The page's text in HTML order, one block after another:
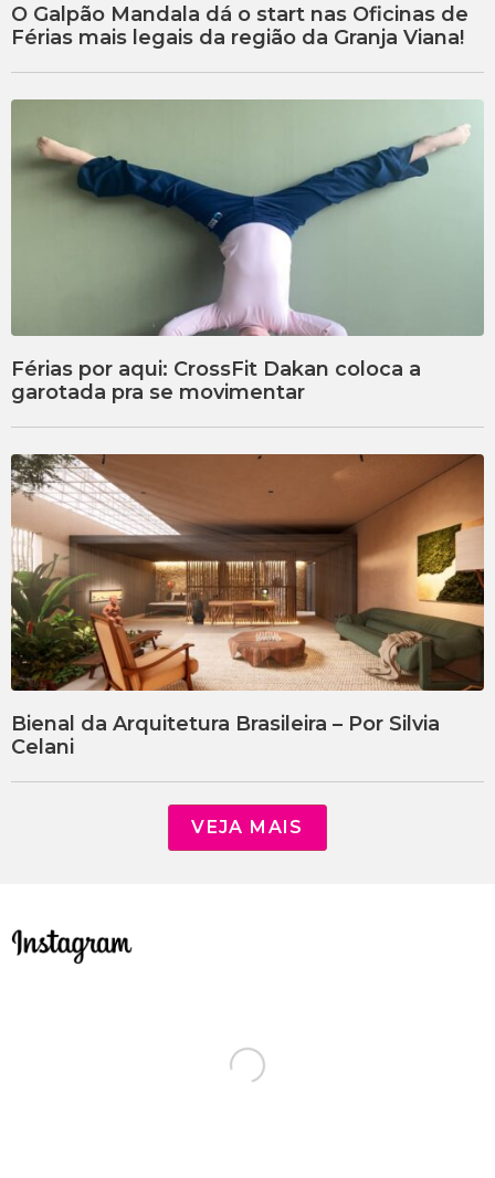
O Galpão Mandala dá o start nas Oficinas de
Férias mais legais da região da Granja Viana!
Férias por aqui: CrossFit Dakan coloca a
garotada pra se movimentar
Bienal da Arquitetura Brasileira – Por Silvia
Celani
VEJA MAIS